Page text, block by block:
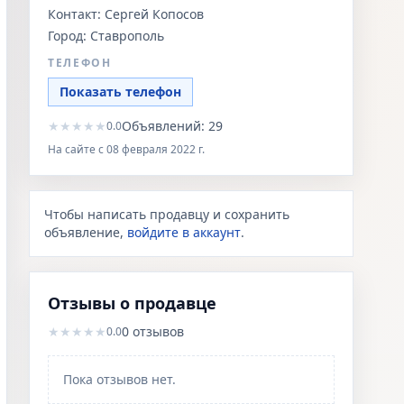
Контакт: Сергей Копосов
Город: Ставрополь
ТЕЛЕФОН
Показать телефон
★ ★ ★ ★ ★0.0Объявлений: 29
На сайте с08 февраля 2022 г.
Чтобы написать продавцу и сохранить
объявление, войдите в аккаунт.
Отзывы о продавце
★ ★ ★ ★ ★0.00 отзывов
Пока отзывов нет.